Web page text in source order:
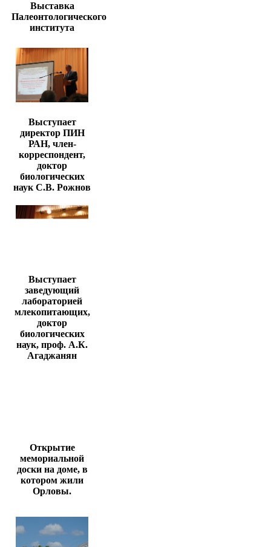
Выставка
Палеонтологического
института
Выступает
директор ПИН
РАН, член-
корреспондент,
доктор
биологических
наук С.В. Рожнов
Выступает
заведующий
лабораторией
млекопитающих,
доктор
биологических
наук, проф. А.К.
Агаджанян
Открытие
мемориальной
доски на доме, в
котором жили
Орловы.